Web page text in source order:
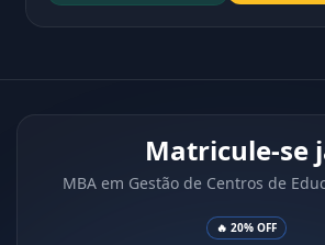
Matricule-se
MBA em Gestão de Centros de
🔥 20% OFF